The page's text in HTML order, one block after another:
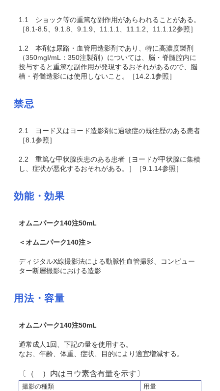
1.1
ショック等の重篤な副作用があらわれることがある。
［8.1-8.5、9.1.8、9.1.9、11.1.1、11.1.2、11.1.12参照］
1.2 本剤は尿路・血管用造影剤であり、特に高濃度製剤
（350mgI/mL：350注製剤）については、脳・脊髄腔内に
投与すると重篤な副作用が発現するおそれがあるので、脳
槽・脊髄造影には使用しないこと。［14.2.1参照］
禁忌
2.1
ヨード又はヨード造影剤に過敏症の既往歴のある患者
［8.1参照］
2.2 重篤な甲状腺疾患のある患者［ヨードが甲状腺に集積
し、症状が悪化するおそれがある。］［9.1.14参照］
効能・効果
オムニパーク140注50mL
＜オムニパーク140注＞
ディジタルX線撮影法による動脈性血管撮影、コンピュー
ター断層撮影における造影
用法・容量
オムニパーク140注50mL
通常成人1回、下記の量を使用する。
なお、年齢、体重、症状、目的により適宜増減する。
〔（ ）内はヨウ素含有量を示す〕
撮影の種類
用量